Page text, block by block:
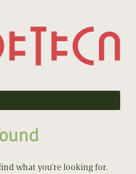
what you’re looking for.